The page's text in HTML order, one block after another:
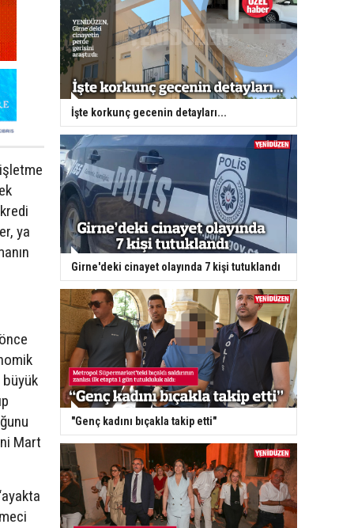
ya
Mart
İşte korkunç gecenin detayları...
Girne'deki cinayet olayında 7 kişi tutuklandı
"Genç kadını bıçakla takip etti"